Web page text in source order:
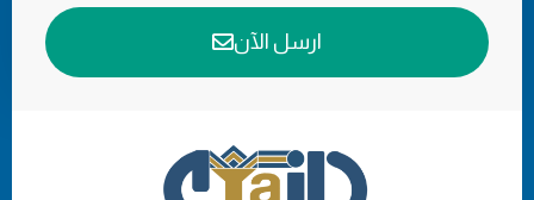
ارسل الآن